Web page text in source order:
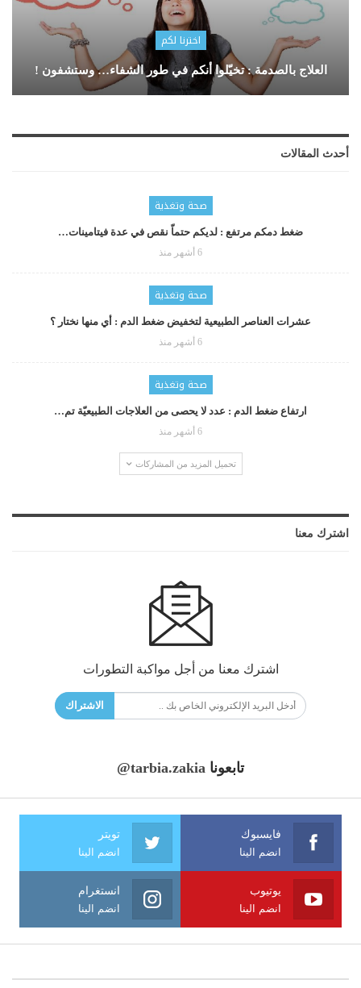
اخترنا لكم
العلاج بالصدمة : تخيّلوا أنكم في طور الشفاء… وستشفون !
أحدث المقالات
صحة وتغذية
ضغط دمكم مرتفع : لديكم حتماّ نقص في عدة فيتامينات…
6 أشهر منذ
صحة وتغذية
عشرات العناصر الطبيعية لتخفيض ضغط الدم : أي منها نختار ؟
6 أشهر منذ
صحة وتغذية
ارتفاع ضغط الدم : عدد لا يحصى من العلاجات الطبيعيّة تم…
6 أشهر منذ
تحميل المزيد من المشاركات
اشترك معنا
اشترك معنا من أجل مواكبة التطورات
الاشتراك
تابعونا @tarbia.zakia
فايسبوك
انضم الينا
تويتر
انضم الينا
يوتيوب
انضم الينا
انستغرام
انضم الينا